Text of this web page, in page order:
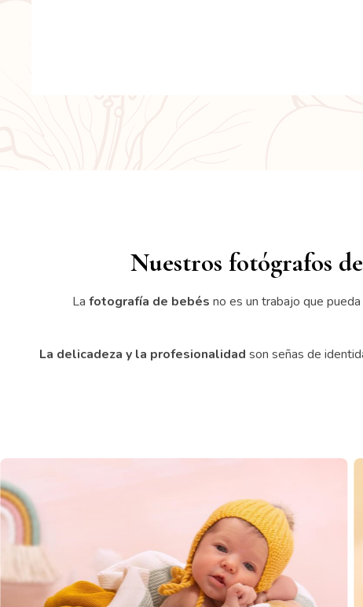
Nuestros fotógrafos
La fotografía de bebés no es un trabajo que
La delicadeza y la profesionalidad son señas de